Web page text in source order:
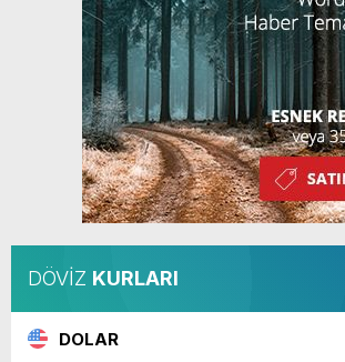
DÖVİZ KURLARI
DOLAR